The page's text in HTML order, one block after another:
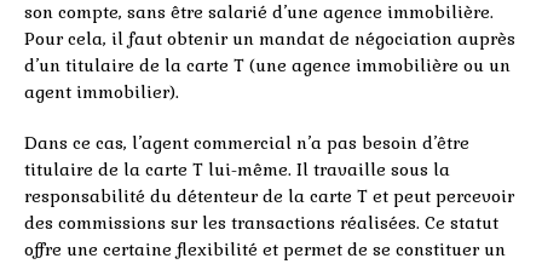
son compte, sans être salarié d’une agence immobilière.
Pour cela, il faut obtenir un mandat de négociation auprès
d’un titulaire de la carte T (une agence immobilière ou un
agent immobilier).
Dans ce cas, l’agent commercial n’a pas besoin d’être
titulaire de la carte T lui-même. Il travaille sous la
responsabilité du détenteur de la carte T et peut percevoir
des commissions sur les transactions réalisées. Ce statut
offre une certaine flexibilité et permet de se constituer un